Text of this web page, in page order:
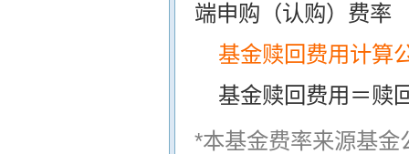
端申购（认购）费率
基金赎回费用计算
基金赎回费用＝赎
*本基金费率来源基